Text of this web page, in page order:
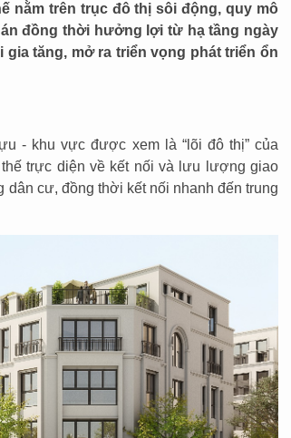
nằm trên trục đô thị sôi động, quy mô
đồng thời hưởng lợi từ hạ tầng ngày
tăng, mở ra triển vọng phát triển ổn
- khu vực được xem là “lõi đô thị” của
trực diện về kết nối và lưu lượng giao
cư, đồng thời kết nối nhanh đến trung